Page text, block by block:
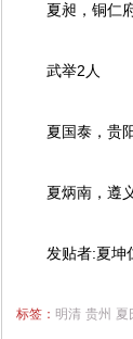
夏昶，铜仁府
武举2人
夏国泰，贵阳
夏炳南，遵义
发贴者:夏坤
标签： 明清 贵州 夏